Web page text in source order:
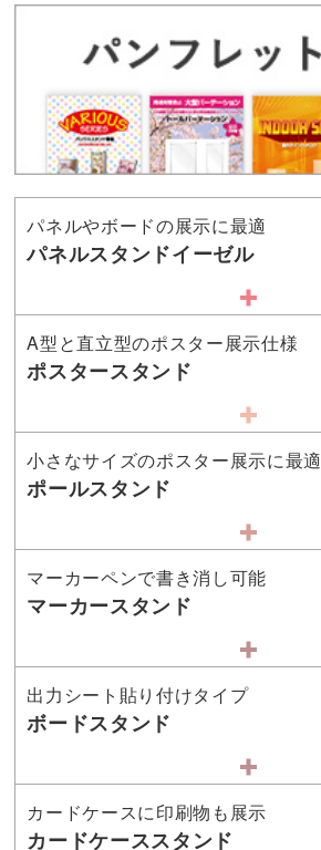
パネルやボードの展示に最適
パネルスタンドイーゼル
A型と直立型のポスター展示仕様
ポスタースタンド
小さなサイズのポスター展示に最適
ポールスタンド
マーカーペンで書き消し可能
マーカースタンド
出力シート貼り付けタイプ
ボードスタンド
カードケースに印刷物も展示
カードケーススタンド